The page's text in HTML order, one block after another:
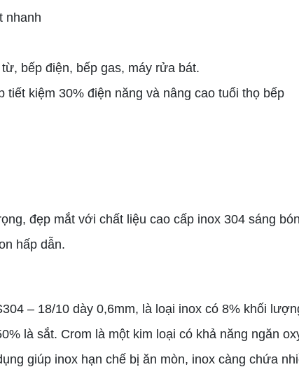
nhanh
bếp điện, bếp gas, máy rửa bát.
kiệm 30% điện năng và nâng cao tuổi thọ bếp
đẹp mắt với chất liệu cao cấp inox 304 sáng
hấp dẫn.
– 18/10 dày 0,6mm, là loại inox có 8% khối
là sắt. Crom là một kim loại có khả năng ngăn
giúp inox hạn chế bị ăn mòn, inox càng chứa